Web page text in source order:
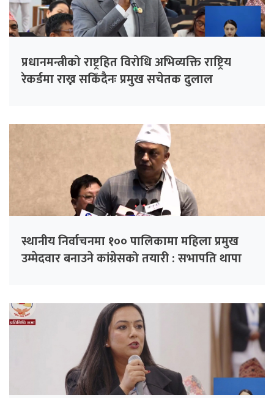
प्रधानमन्त्रीको राष्ट्रहित विरोधि अभिव्यक्ति राष्ट्रिय
रेकर्डमा राख्न सकिँदैनः प्रमुख सचेतक दुलाल
स्थानीय निर्वाचनमा १०० पालिकामा महिला प्रमुख
उम्मेदवार बनाउने कांग्रेसको तयारी : सभापति थापा